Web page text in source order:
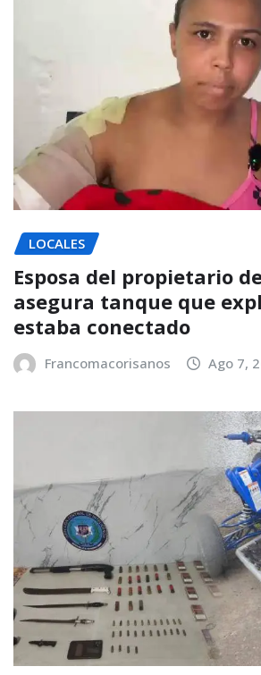
LOCALES
Esposa del propietario
asegura tanque que
estaba conectado
Francomacorisanos Ago 7,